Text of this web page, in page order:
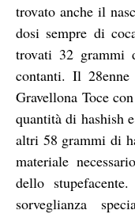
trovato anche il
dosi sempre di
trovati 32 grammi
contanti. Il
Gravellona Toce
quantità di hashish
altri 58 grammi di
materiale
dello
sorveglianza